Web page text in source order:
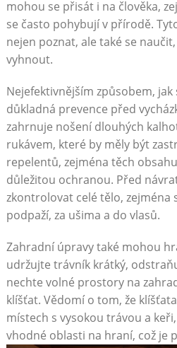
mohou se přisát i na člověka,
se často pohybují v přírodě.
nejen poznat, ale také se
vyhnout.
Nejefektivnějším způsobem,
důkladná prevence před
zahrnuje nošení dlouhých
rukávem, které by měly být
repelentů, zejména těch
důležitou ochranou. Před
zkontrolovat celé tělo, zejména
podpaží, za ušima a do vlasů.
Zahradní úpravy také mohou
udržujte trávník krátký,
nechte volné prostory na
klíšťat. Vědomí o tom, že
místech s vysokou trávou a
vhodné oblasti na hraní, což je